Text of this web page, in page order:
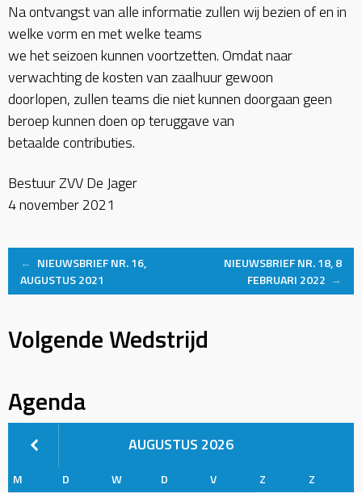
Na ontvangst van alle informatie zullen wij bezien of en in
welke vorm en met welke teams
we het seizoen kunnen voortzetten. Omdat naar
verwachting de kosten van zaalhuur gewoon
doorlopen, zullen teams die niet kunnen doorgaan geen
beroep kunnen doen op teruggave van
betaalde contributies.
Bestuur ZVV De Jager
4 november 2021
Post
← NIEUWSBRIEF NR. 16,
AUGUSTUS 2021
NIEUWSBRIEF NR. 18, 8
FEBRUARI 2022 →
Volgende Wedstrijd
Agenda
AUGUSTUS 2026
M D W D V Z Z